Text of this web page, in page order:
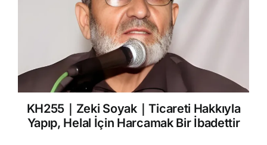
KH255｜Zeki Soyak｜Ticareti Hakkıyla
Yapıp, Helal İçin Harcamak Bir İbadettir